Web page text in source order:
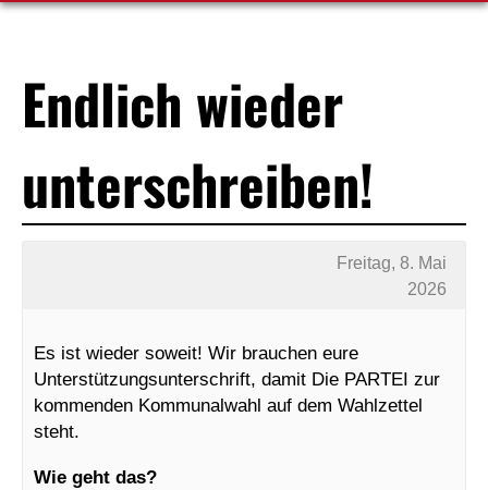
Endlich wieder
unterschreiben!
Freitag, 8. Mai
2026
Es ist wieder soweit! Wir brauchen eure
Unterstützungsunterschrift, damit Die PARTEI zur
kommenden Kommunalwahl auf dem Wahlzettel
steht.
Wie geht das?